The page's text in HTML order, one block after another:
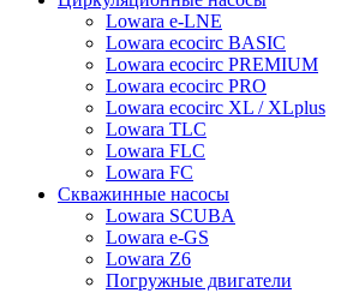
Lowara e-LNE
Lowara ecocirc BASIC
Lowara ecocirc PREMIUM
Lowara ecocirc PRO
Lowara ecocirc XL / XLplus
Lowara TLC
Lowara FLC
Lowara FC
Скважинные насосы
Lowara SCUBA
Lowara e-GS
Lowara Z6
Погружные двигатели